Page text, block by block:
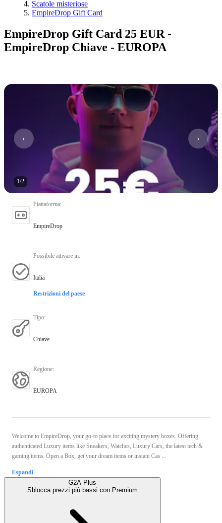
Scatole misteriose
EmpireDrop Gift Card
EmpireDrop Gift Card 25 EUR -
EmpireDrop Chiave - EUROPA
1/2
Piattaforma:
EmpireDrop
Possibile attivare in:
Italia
Restrizioni del paese
Tipo:
Chiave
Regione:
EUROPA
Welcome to EmpireDrop, your go-to place for exciting mystery boxes. Offering
authenticated Luxury items like Sneakers, Watches, Luxury Cars, the latest tech &
gaming items. Open a Box, get your dream items or instant Cas ...
Espandi
G2A Plus
Sblocca prezzi più bassi con Premium